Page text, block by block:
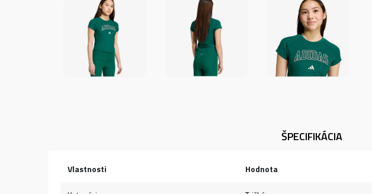
ŠPECIFIKÁCIA
Vlastnosti Hodnota